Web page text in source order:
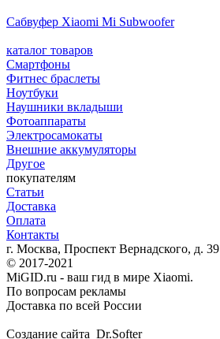
Сабвуфер Xiaomi Mi Subwoofer
каталог товаров
Смартфоны
Фитнес браслеты
Ноутбуки
Наушники вкладыши
Фотоаппараты
Электросамокаты
Внешние аккумуляторы
Другое
покупателям
Статьи
Доставка
Оплата
Контакты
г. Москва, Проспект Вернадского, д. 39
© 2017-2021
MiGID.ru - ваш гид в мире Xiaomi.
По вопросам рекламы
Доставка по всей России
Создание сайта Dr.Softer